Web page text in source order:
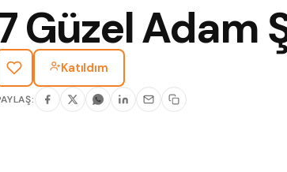
Güzel Adam
Katıldım